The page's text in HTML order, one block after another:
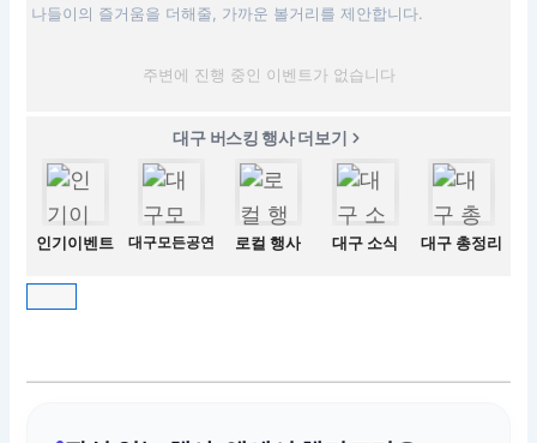
나들이의 즐거움을 더해줄, 가까운 볼거리를 제안합니다.
주변에 진행 중인 이벤트가 없습니다
대구 버스킹 행사 더보기
인기이벤트 대구모든공연 로컬 행사 대구 소식 대구 총정리